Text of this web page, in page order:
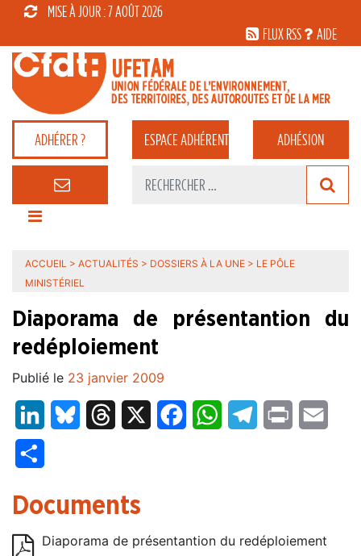
MISE À JOUR : 7 AOÛT 2026
FLUX RSS
AIDE
ADHÉRER ? ESPACEADHÉRENT ADHÉSION
ACCUEIL > ACTUALITÉS > DOSSIERS À LA UNE > LE PÔLE
MINISTÉRIEL
Diaporama de présentantion du
redéploiement
Publié le 23 janvier 2009
LinkedInBluesky Threads FacebookWhatsAppTelegram
Print
Documents
Diaporama de présentantion du redéploiement